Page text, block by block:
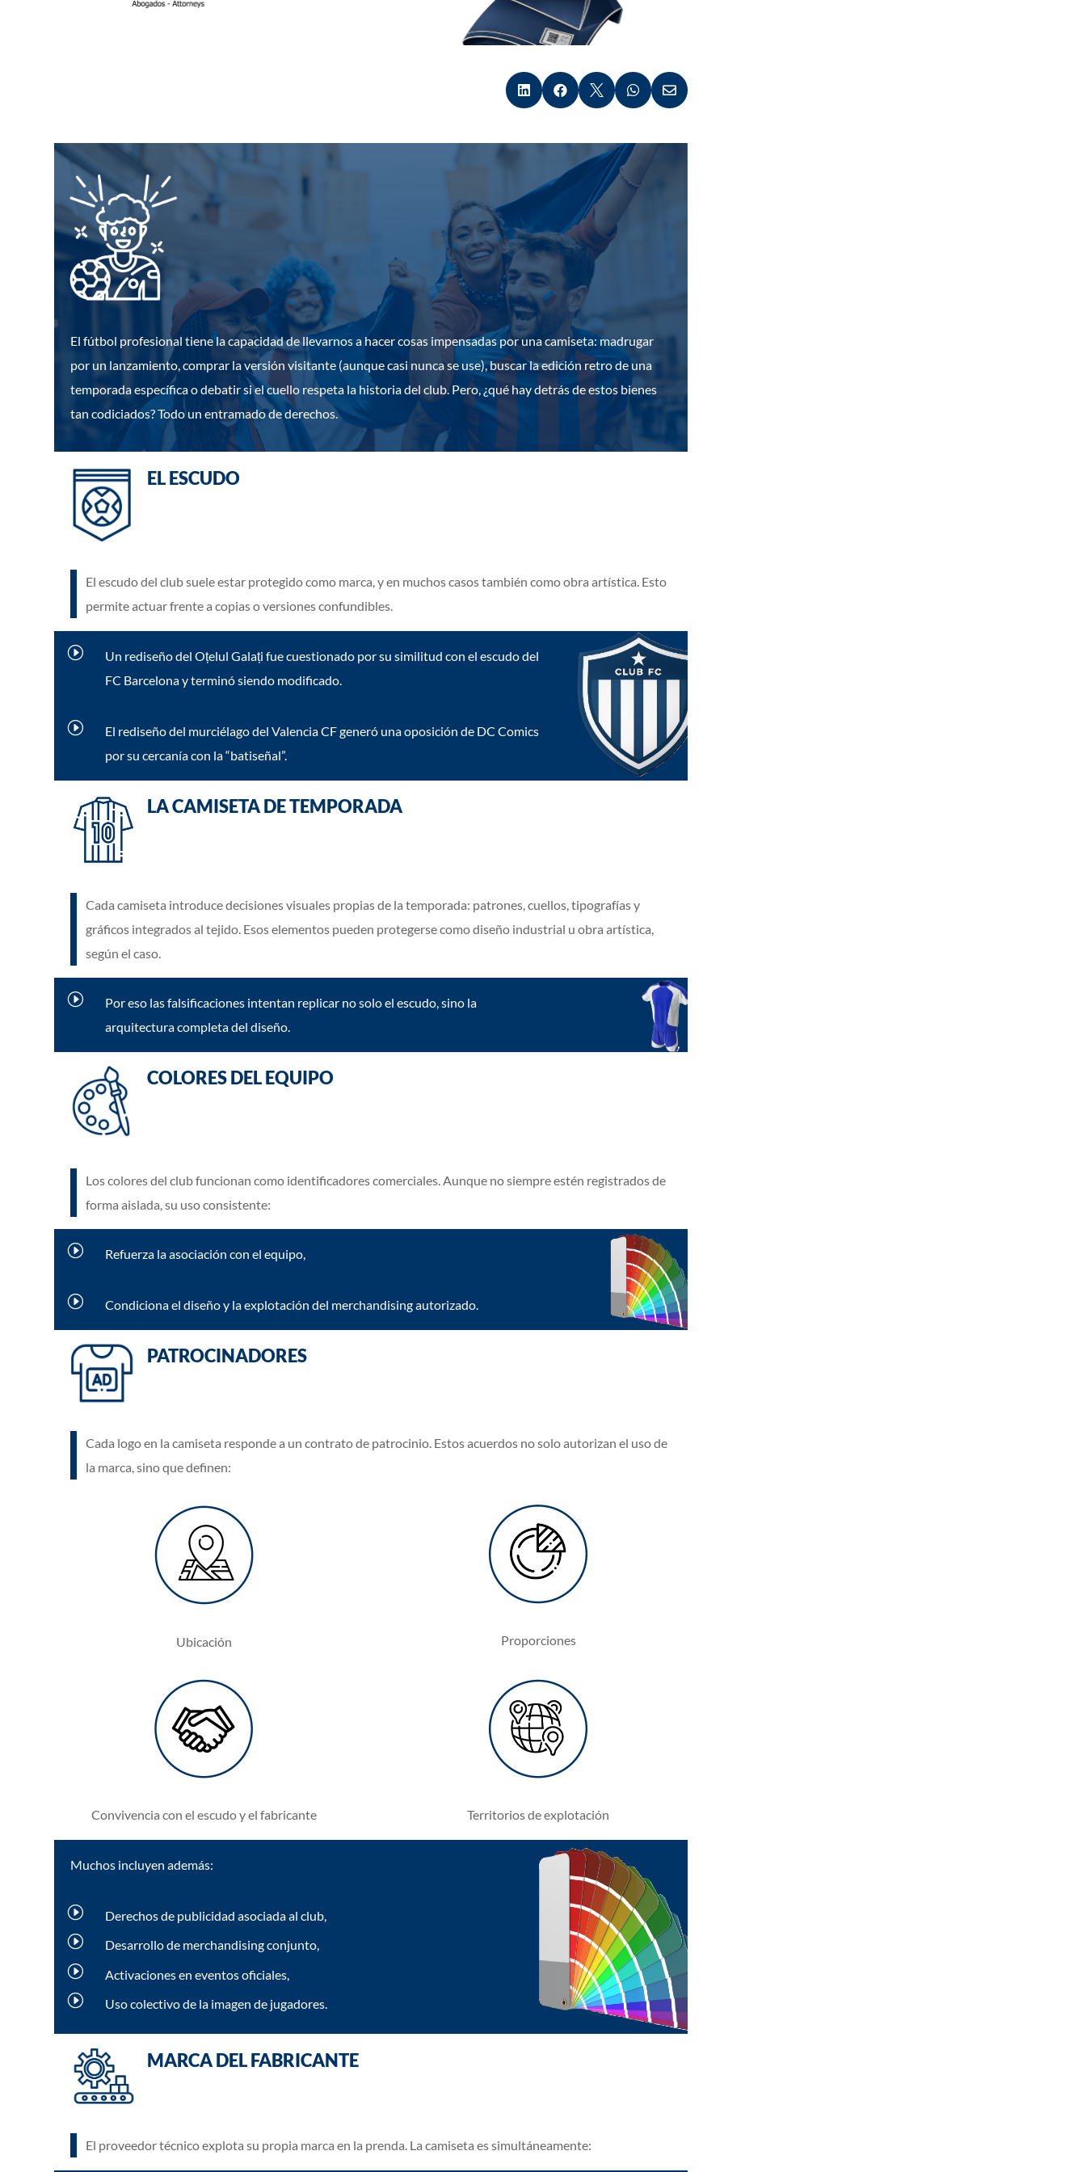
    
El fútbol profesional tiene la capacidad de llevarnos a hacer cosas impensadas por una camiseta: madrugar
por un lanzamiento, comprar la versión visitante (aunque casi nunca se use), buscar la edición retro de una
temporada específica o debatir si el cuello respeta la historia del club. Pero, ¿qué hay detrás de estos bienes
tan codiciados? Todo un entramado de derechos.
EL ESCUDO
El escudo del club suele estar protegido como marca, y en muchos casos también como obra artística. Esto
permite actuar frente a copias o versiones confundibles.
I
Un rediseño del Oțelul Galați fue cuestionado por su similitud con el escudo del
FC Barcelona y terminó siendo modificado.
I
El rediseño del murciélago del Valencia CF generó una oposición de DC Comics
por su cercanía con la “batiseñal”.
LA CAMISETA DE TEMPORADA
Cada camiseta introduce decisiones visuales propias de la temporada: patrones, cuellos, tipografías y
gráficos integrados al tejido. Esos elementos pueden protegerse como diseño industrial u obra artística,
según el caso.
I
Por eso las falsificaciones intentan replicar no solo el escudo, sino la
arquitectura completa del diseño.
COLORES DEL EQUIPO
Los colores del club funcionan como identificadores comerciales. Aunque no siempre estén registrados de
forma aislada, su uso consistente:
I Refuerza la asociación con el equipo,
I Condiciona el diseño y la explotación del merchandising autorizado.
PATROCINADORES
Cada logo en la camiseta responde a un contrato de patrocinio. Estos acuerdos no solo autorizan el uso de
la marca, sino que definen:
Ubicación Proporciones
Convivencia con el escudo y el fabricante Territorios de explotación
Muchos incluyen además:
I Derechos de publicidad asociada al club,
I Desarrollo de merchandising conjunto,
I Activaciones en eventos oficiales,
I Uso colectivo de la imagen de jugadores.
MARCA DEL FABRICANTE
El proveedor técnico explota su propia marca en la prenda. La camiseta es simultáneamente: